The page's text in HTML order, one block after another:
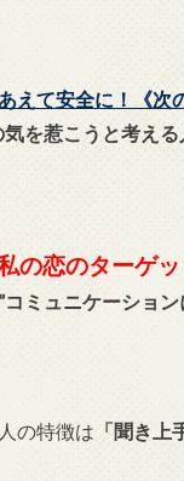
えて安全に！《次
を惹こうと考える
の恋のターゲ
”コミュニケーショ
の特徴は 「聞き上